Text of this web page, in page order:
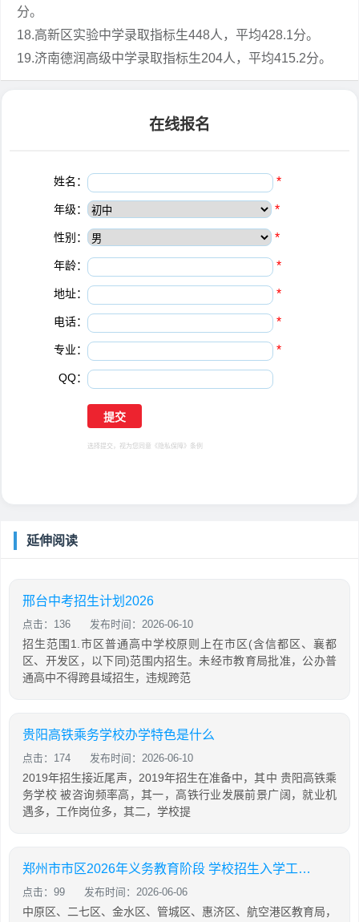
分。
18.高新区实验中学录取指标生448人，平均428.1分。
19.济南德润高级中学录取指标生204人，平均415.2分。
在线报名
姓名： *
年级： *
性别： *
年龄： *
地址： *
电话： *
专业： *
QQ：
选择提交，视为您同意 《隐私保障》 条例
延伸阅读
邢台中考招生计划2026
点击：136 发布时间：2026-06-10
招生范围1.市区普通高中学校原则上在市区(含信都区、襄都
区、开发区，以下同)范围内招生。未经市教育局批准，公办普
通高中不得跨县域招生，违规跨范
贵阳高铁乘务学校办学特色是什么
点击：174 发布时间：2026-06-10
2019年招生接近尾声，2019年招生在准备中，其中 贵阳高铁乘
务学校 被咨询频率高，其一，高铁行业发展前景广阔，就业机
遇多，工作岗位多，其二，学校提
郑州市市区2026年义务教育阶段 学校招生入学工作实施意见通知
点击：99 发布时间：2026-06-06
中原区、二七区、金水区、管城区、惠济区、航空港区教育局，